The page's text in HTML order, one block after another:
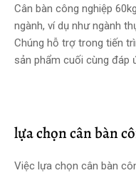
Cân bàn công nghiệp
ngành, ví dụ như ngành
Chúng hỗ trợ trong tiến
sản phẩm cuối cùng đáp
lựa chọn cân bàn
Việc lựa chọn cân bàn